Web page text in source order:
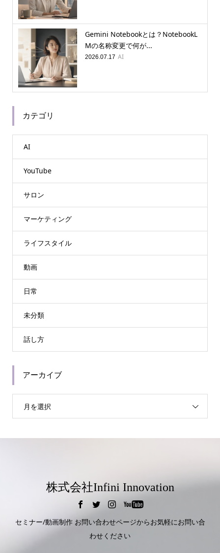
Gemini Notebookとは？NotebookL
Mの名称変更で何が...
2026.07.17 AI
カテゴリ
AI
YouTube
サロン
マーケティング
ライフスタイル
動画
日常
未分類
話し方
アーカイブ
月を選択
株式会社Infini Innovation
セミナー/動画制作 お問い合わせページからお気軽にお問い合
わせください